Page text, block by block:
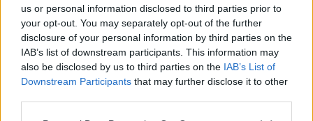
us or personal information disclosed to third parties prior to
your opt-out. You may separately opt-out of the further
disclosure of your personal information by third parties on the
IAB’s list of downstream participants. This information may
also be disclosed by us to third parties on the IAB’s List of
Downstream Participants that may further disclose it to other
DĀRZS
Spānijas kailgliemeži pamazām mostas – sākam apkarot tos
tagad! Iedarbīgākās metodes